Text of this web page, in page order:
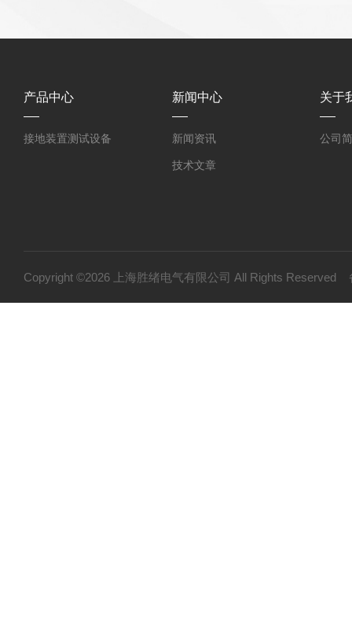
产品中心
接地装置测试设备
新闻中心
新闻资讯
技术文章
关于
公司
Copyright ©2026 上海胜绪电气有限公司 All Rights Reserved